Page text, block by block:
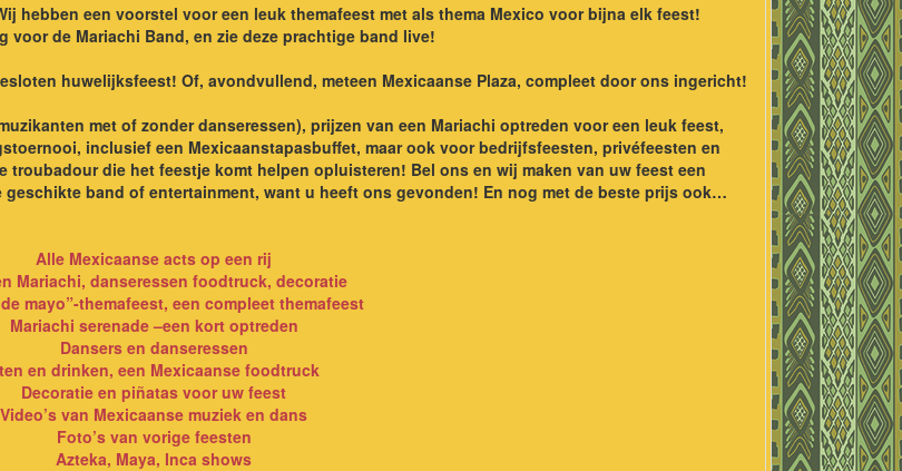
hebben een voorstel voor een leuk themafeest met als thema Mexico voor bijna elk feest!
voor de Mariachi Band, en zie deze prachtige band live!
huwelijksfeest! Of, avondvullend, meteen Mexicaanse Plaza, compleet door ons ingericht!
met of zonder danseressen), prijzen van een Mariachi optreden voor een leuk feest,
inclusief een Mexicaanstapasbuffet, maar ook voor bedrijfsfeesten, privéfeesten en
troubadour die het feestje komt helpen opluisteren! Bel ons en wij maken van uw feest een
band of entertainment, want u heeft ons gevonden! En nog met de beste prijs ook…
Alle Mexicaanse acts op een rij
Mariachi, danseressen foodtruck, decoratie
mayo”-themafeest, een compleet themafeest
Mariachi serenade –een kort optreden
Dansers en danseressen
en drinken, een Mexicaanse foodtruck
Decoratie en piñatas voor uw feest
Video’s van Mexicaanse muziek en dans
Foto’s van vorige feesten
Azteka, Maya, Inca shows